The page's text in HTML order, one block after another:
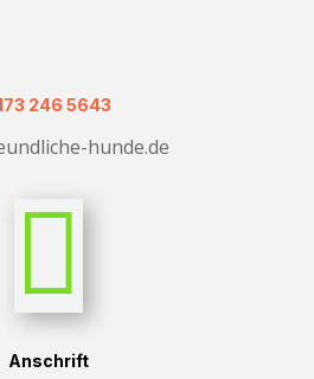
246 5643‬
hunde.de

Anschrift